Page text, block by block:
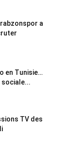
a
en Tunisie…
sociale...
TV des